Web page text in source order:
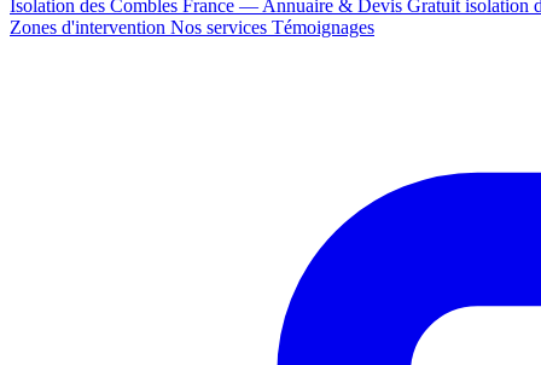
Isolation des Combles France — Annuaire & Devis Gratuit isolation
Zones d'intervention Nos services Témoignages